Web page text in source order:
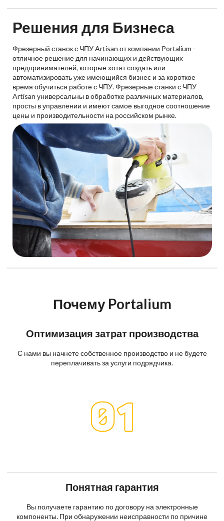
Решения для Бизнеса
Фрезерный станок с ЧПУ Artisan от компании Portalium -
отличное решение для начинающих и действующих
предпринимателей, которые хотят создать или
автоматизировать уже имеющийся бизнес и за короткое
время обучиться работе с ЧПУ. Фрезерные станки с ЧПУ
Artisan универсальны в обработке различных материалов,
просты в управлении и имеют самое выгодное соотношение
цены и производительности на российском рынке.
Почему Portalium
Оптимизация затрат производства
С нами вы начнете собственное производство и не будете
переплачивать за услуги подрядчика.
Понятная гарантия
Вы получаете гарантию по договору на электронные
компоненты. При обнаружении неисправности по причине